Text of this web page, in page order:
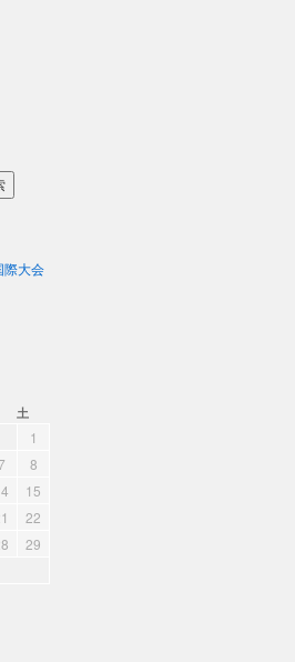
際大会
土
1
8
15
22
29